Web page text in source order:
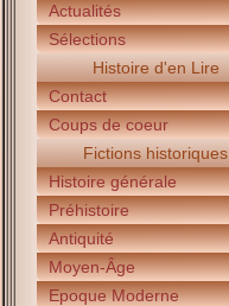
Actualités
Sélections
Histoire d'en Lire
Contact
Coups de coeur
Fictions historiques
Histoire générale
Préhistoire
Antiquité
Moyen-Âge
Epoque Moderne